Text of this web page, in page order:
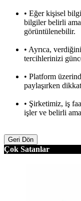
• Eğer kişisel
bilgiler belirli
görüntülenebilir.
• Ayrıca,
tercihlerinizi
• Platform
paylaşırken
• Şirketimiz, iş
işler ve belirli
Geri Dön
Çok Satanlar